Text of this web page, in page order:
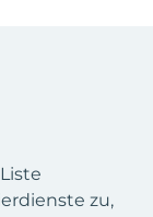
zu,